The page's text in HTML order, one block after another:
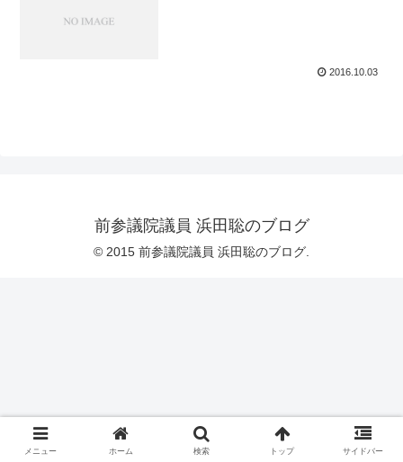
2016.10.03
前参議院議員 浜田聡のブログ
© 2015 前参議院議員 浜田聡のブログ.
メニュー ホーム 検索 トップ サイドバー